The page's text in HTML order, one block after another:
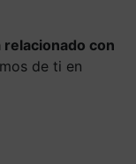
con
de ti en